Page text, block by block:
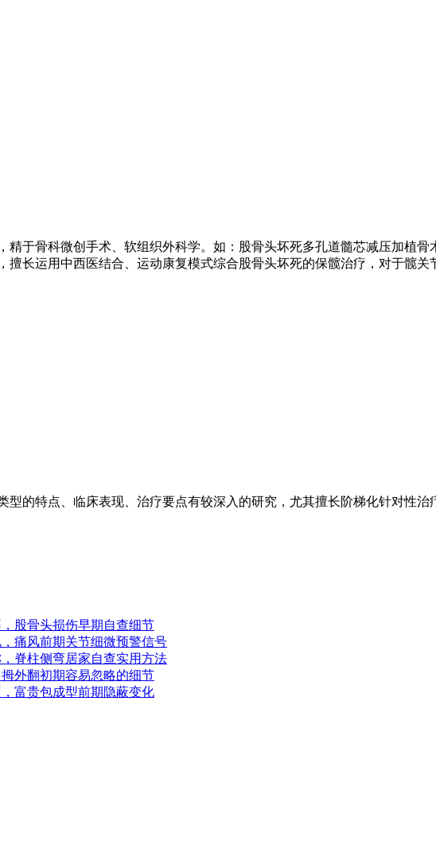
精于骨科微创手术、软组织外科学。如：股骨头坏死多孔道髓芯减压加植
长运用中西医结合、运动康复模式综合股骨头坏死的保髋治疗，对于髋关
型的特点、临床表现、治疗要点有较深入的研究，尤其擅长阶梯化针对性
股骨头损伤早期自查细节
痛风前期关节细微预警信号
脊柱侧弯居家自查实用方法
外翻初期容易忽略的细节
富贵包成型前期隐蔽变化